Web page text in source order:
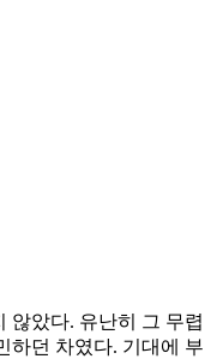
않았다. 유난히 그 무렵
하던 차였다. 기대에 부